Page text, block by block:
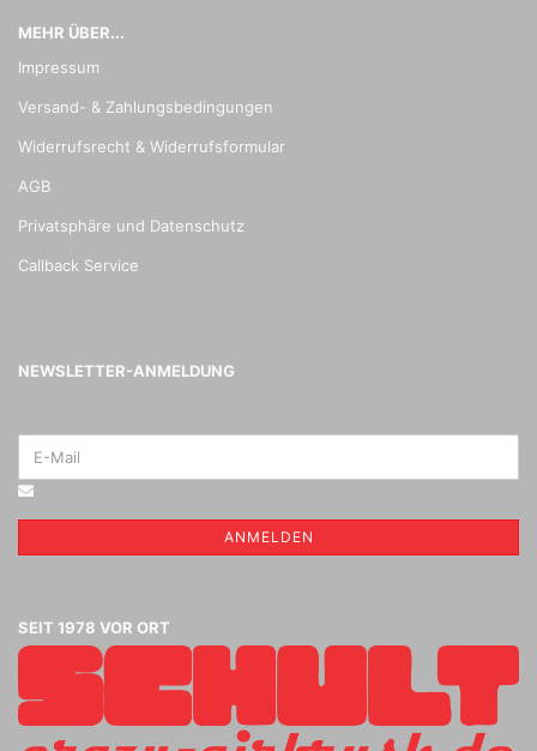
MEHR ÜBER...
Impressum
Versand- & Zahlungsbedingungen
Widerrufsrecht & Widerrufsformular
AGB
Privatsphäre und Datenschutz
Callback Service
NEWSLETTER-ANMELDUNG
ANMELDEN
SEIT 1978 VOR ORT